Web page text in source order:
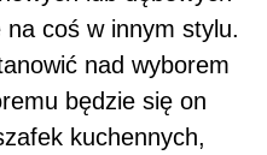
coś w innym stylu.
nad wyborem
będzie się on
kuchennych,